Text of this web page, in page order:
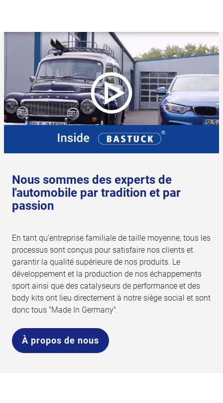
Nous sommes des experts de
l'automobile par tradition et par
passion
En tant qu'entreprise familiale de taille moyenne, tous les
processus sont conçus pour satisfaire nos clients et
garantir la qualité supérieure de nos produits. Le
développement et la production de nos échappements
sport ainsi que des catalyseurs de performance et des
body kits ont lieu directement à notre siège social et sont
donc tous "Made In Germany".
À propos de nous